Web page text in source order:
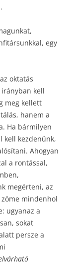
egy
oktatás
kell
meg kellett
hanem a
Ha bármilyen
kell kezdenünk,
Ahogyan
a rontással,
megérteni, az
mindenhol
ugyanaz a
sokat
persze a